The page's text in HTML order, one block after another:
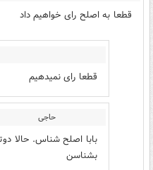
قطعا به اصلح رای خواهیم داد
قطعا رای نمیدهیم
حاجی
بابا اصلح شناس. حالا
بشناسن